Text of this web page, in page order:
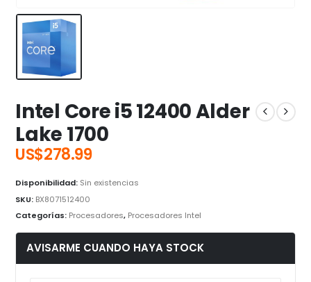
Intel Core i5 12400 Alder
Lake 1700
US$278.99
Disponibilidad: Sin existencias
SKU: BX8071512400
Categorías: Procesadores, Procesadores Intel
AVISARME CUANDO HAYA STOCK